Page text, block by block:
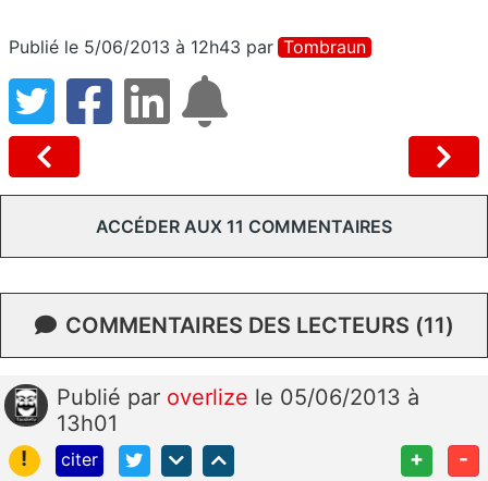
Publié le 5/06/2013 à 12h43 par Tombraun
ACCÉDER AUX 11 COMMENTAIRES
COMMENTAIRES DES LECTEURS (11)
Publié par overlize le 05/06/2013 à
13h01
!
citer + -